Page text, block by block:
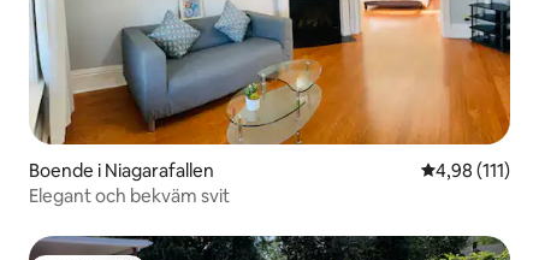
Boende i Niagarafallen 4,98 av 5 i
4,98 (111)
Elegant och bekväm svit